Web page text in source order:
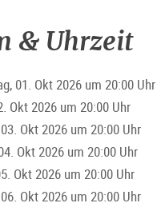
& Uhrzeit
01. Okt 2026 um 20:00 Uhr
Okt 2026 um 20:00 Uhr
Okt 2026 um 20:00 Uhr
Okt 2026 um 20:00 Uhr
Okt 2026 um 20:00 Uhr
Okt 2026 um 20:00 Uhr